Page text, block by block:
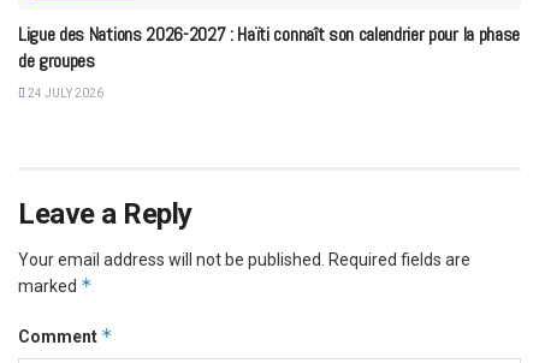
Ligue des Nations 2026-2027 : Haïti connaît son calendrier pour la phase
de groupes
24 JULY 2026
Leave a Reply
Your email address will not be published.
Required fields are
marked *
Comment *